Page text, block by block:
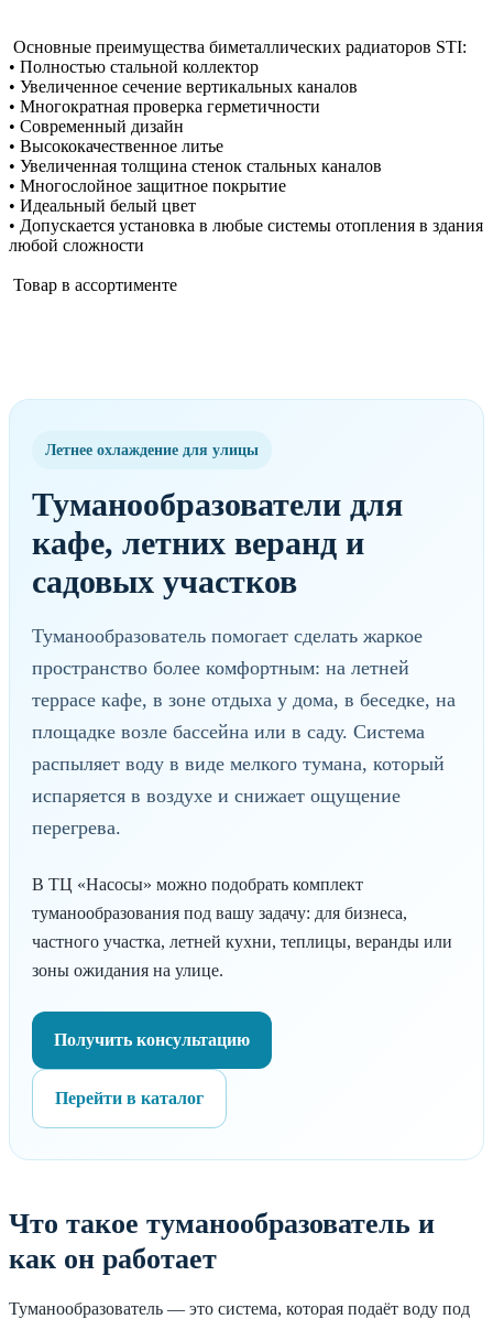
Основные преимущества биметаллических радиаторов STI:
• Полностью стальной коллектор
• Увеличенное сечение вертикальных каналов
• Многократная проверка герметичности
• Современный дизайн
• Высококачественное литье
• Увеличенная толщина стенок стальных каналов
• Многослойное защитное покрытие
• Идеальный белый цвет
• Допускается установка в любые системы отопления в здания
любой сложности
Товар в ассортименте
Летнее охлаждение для улицы
Туманообразователи для
кафе, летних веранд и
садовых участков
Туманообразователь помогает сделать жаркое
пространство более комфортным: на летней
террасе кафе, в зоне отдыха у дома, в беседке, на
площадке возле бассейна или в саду. Система
распыляет воду в виде мелкого тумана, который
испаряется в воздухе и снижает ощущение
перегрева.
В ТЦ «Насосы» можно подобрать комплект
туманообразования под вашу задачу: для бизнеса,
частного участка, летней кухни, теплицы, веранды или
зоны ожидания на улице.
Получить консультацию
Перейти в каталог
Что такое туманообразователь и
как он работает
Туманообразователь — это система, которая подаёт воду под